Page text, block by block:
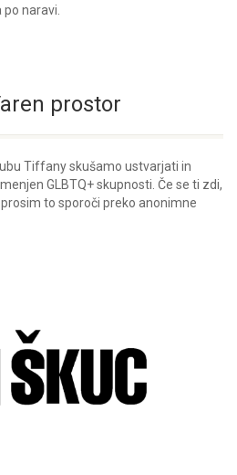
naravi.
prostor
Tiffany skušamo ustvarjati in
GLBTQ+ skupnosti. Če se ti zdi,
to sporoči preko anonimne